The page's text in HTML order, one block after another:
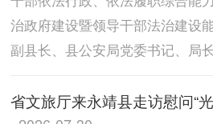
治政府建设暨领导干部法治建设
副县长、县公安局党委书记、局
省文旅厅来永靖县走访慰问“